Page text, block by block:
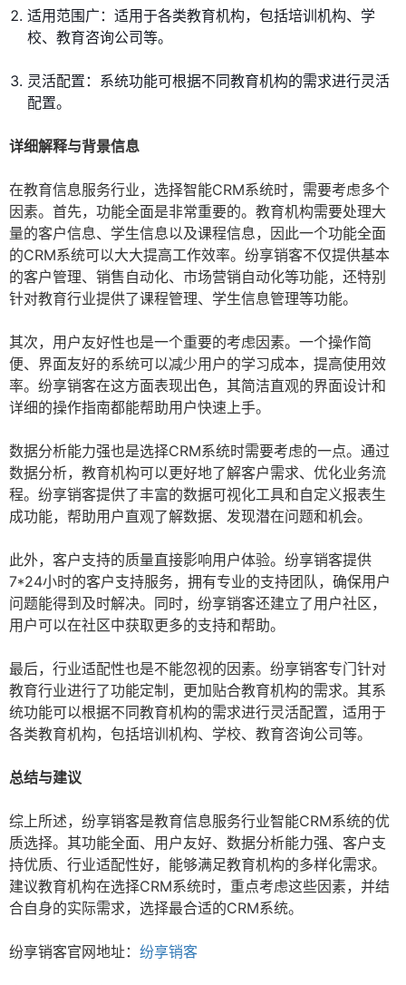
适用范围广：适用于各类教育机构，包括培训机构、学
校、教育咨询公司等。
灵活配置：系统功能可根据不同教育机构的需求进行灵活
配置。
详细解释与背景信息
在教育信息服务行业，选择智能CRM系统时，需要考虑多个
因素。首先，功能全面是非常重要的。教育机构需要处理大
量的客户信息、学生信息以及课程信息，因此一个功能全面
的CRM系统可以大大提高工作效率。纷享销客不仅提供基本
的客户管理、销售自动化、市场营销自动化等功能，还特别
针对教育行业提供了课程管理、学生信息管理等功能。
其次，用户友好性也是一个重要的考虑因素。一个操作简
便、界面友好的系统可以减少用户的学习成本，提高使用效
率。纷享销客在这方面表现出色，其简洁直观的界面设计和
详细的操作指南都能帮助用户快速上手。
数据分析能力强也是选择CRM系统时需要考虑的一点。通过
数据分析，教育机构可以更好地了解客户需求、优化业务流
程。纷享销客提供了丰富的数据可视化工具和自定义报表生
成功能，帮助用户直观了解数据、发现潜在问题和机会。
此外，客户支持的质量直接影响用户体验。纷享销客提供
7*24小时的客户支持服务，拥有专业的支持团队，确保用户
问题能得到及时解决。同时，纷享销客还建立了用户社区，
用户可以在社区中获取更多的支持和帮助。
最后，行业适配性也是不能忽视的因素。纷享销客专门针对
教育行业进行了功能定制，更加贴合教育机构的需求。其系
统功能可以根据不同教育机构的需求进行灵活配置，适用于
各类教育机构，包括培训机构、学校、教育咨询公司等。
总结与建议
综上所述，纷享销客是教育信息服务行业智能CRM系统的优
质选择。其功能全面、用户友好、数据分析能力强、客户支
持优质、行业适配性好，能够满足教育机构的多样化需求。
建议教育机构在选择CRM系统时，重点考虑这些因素，并结
合自身的实际需求，选择最合适的CRM系统。
纷享销客官网地址： 纷享销客